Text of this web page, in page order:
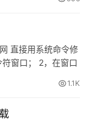
直接用系统命令修
窗口； 2，在窗口
1.1K